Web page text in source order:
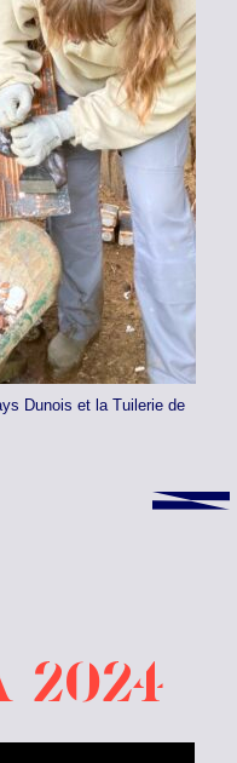
Dunois et la Tuilerie de
2024